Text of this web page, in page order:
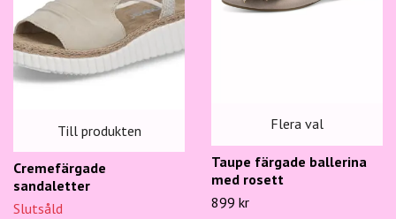
Till produkten
Cremefärgade
sandaletter
Slutsåld
Flera val
Taupe färgade ballerina
med rosett
899 kr